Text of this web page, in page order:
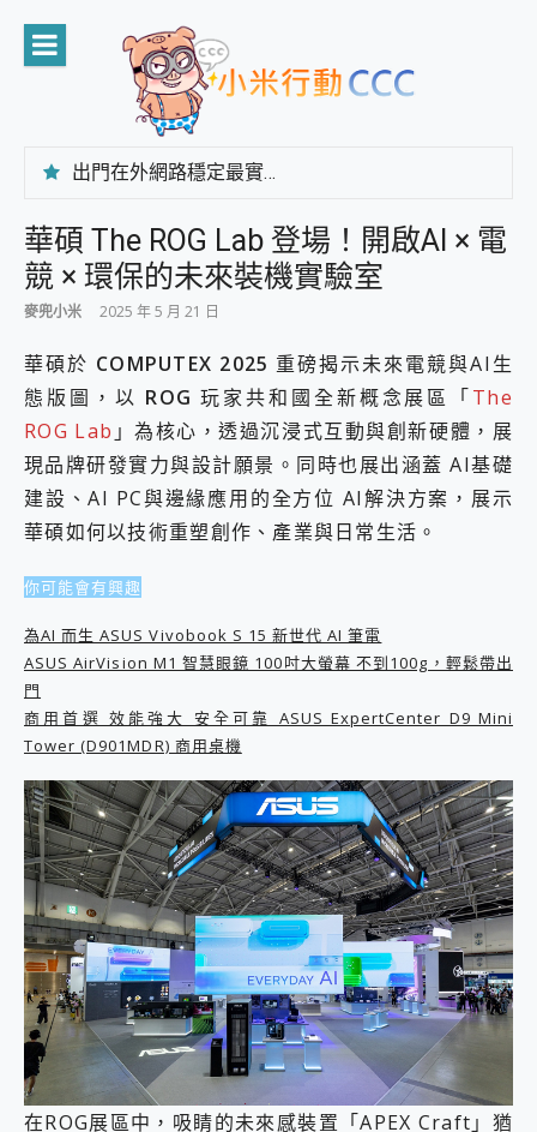
content
出門在外網路穩定最實在 「台灣大哥大」榮獲 4G/5G 在線率全球 NO.3 全台第一與全台六冠王實測心得，走到哪順到哪！
專為 PC上的 XBOX和掌機設計的 FireCuda X1070 SSD 固態硬碟開箱 評測
台灣製攝影機在這裡，100%全無線設計 SpotCam Solo Eco 太陽能防水雲端攝影機 SpotCam Solo 3 2.5K高畫質戶外攝影機 開箱 評測
防窺黑科技 Galaxy S26 Ultra系列保護貼怎麼選？imos AR 低反光玻璃、藍寶石鏡頭貼與軍規防摔殼完整開箱評價
AI 支付 一錶搞定大小事 Xiaomi Watch 5 開箱 評測
超驚艷 讓人一眼就愛上 LENOVO 聯想 Yoga Book 9 14吋 AI輕薄筆電 開箱 評測
美到讓人超想擁有 moto pad 60 系列 與 Moto | Swarovski razr 60 冰藍限定版本 開箱 評測
好用的 EaseUS Partition Master 讓您輕鬆的移除與格式化有防寫保護的隨身碟或SD卡
一鍵修復模糊影片、舊照的 AI 好幫手! VideoProc Converter AI 新版全解析 × 年末優惠，一篇全看懂
外型超吸晴~ 給您絕佳操控體驗 GravaStar Mercury K1 系列 異星機械鍵盤與 Mercury X 系列 輕量無線電競滑鼠 開箱 評測
小巧好吸不擋鏡頭 有Qi2認證的 ONPRO MagReact MXs2 5000mAh薄型磁吸無線急速行動電源 開箱 評測
會走動的冷暖氣 SONY REON POCKET PRO 穿戴式智慧冷暖調溫裝置 開箱 評測
百倍變焦實測~ vivo X200 Pro 與 S25 Ultra 誰能滿足全場景拍攝需求？
COMPUTEX 2025 來囉！AGI亞奇雷 AI・Gaming・創作儲存方案登場，趕快來AGI亞奇雷挑戰任務抽 PS5！
自帶線的 有線無線都能充 ONPRO MagReact M5 10000mAh 5合1 磁吸無線急速行動電源 開箱 評測
飛利浦 JS7310 ⚡【電急便｜行動儲能救車電源】 可靠的旅行夥伴！帶給您優異的安全性與強大供電效能
是螢幕也是電視! 一機超多用途「MSI微星 Modern MD272UPSW 27型」 4K IPS 輕薄商用智慧聯網螢幕 開箱 評測
您的專屬AI 助手 Yoga Slim 7 Aura Edition 觸控AI筆電 開箱 評測
realme 14 Pro 超硬軍規、冰感變色實測，realme 14 5G 遊戲戰鬥值爆表，效能x娛樂全都要！
iPhone、Apple Watch、AirPods耳機 三個設備充電一起搞定 ONPRO MagReact™ M3 3 in 1可攜摺疊無線充電器 開箱 評測
動靜皆宜「HUAWEI FreeArc」開放式耳掛耳機，無感配戴! 超穩超服貼，音質、通話也很優質
好玩好拍 vivo V50 ~ 口袋裡的 Zeiss 潮流攝影棚!
25種洗烘模式一機搞定! Roborock 衣莉莎白 H1 Neo分子篩洗脫烘 AI 滾筒洗衣機
給 MSI Claw 系列電競掌機 最完美的家 MSI Nest Docking Station 掌機專屬擴充底座 開箱 評測
B&O 精品級音響! Home+ 中嘉寬頻 SoundBox 劇院串流盒 開箱 評測
EaseUS Vocal Remover 免費線上去聲器一鍵去除人聲 人聲 音樂分離 2024 消除人聲推薦
華碩 The ROG Lab 登場！開啟AI × 電
競 × 環保的未來裝機實驗室
麥兜小米 2025 年 5 月 21 日
華碩於 COMPUTEX 2025 重磅揭示未來電競與AI生
態版圖，以 ROG 玩家共和國全新概念展區「The
ROG Lab 」為核心，透過沉浸式互動與創新硬體，展
現品牌研發實力與設計願景。同時也展出涵蓋 AI基礎
建設、AI PC與邊緣應用的全方位 AI解決方案，展示
華碩如何以技術重塑創作、產業與日常生活。
你可能會有興趣
為AI 而生 ASUS Vivobook S 15 新世代 AI 筆電
ASUS AirVision M1 智慧眼鏡 100吋大螢幕 不到100g，輕鬆帶出
門
商用首選 效能強大 安全可靠 ASUS ExpertCenter D9 Mini
Tower (D901MDR) 商用桌機
在ROG展區中，吸睛的未來感裝置「APEX Craft」猶